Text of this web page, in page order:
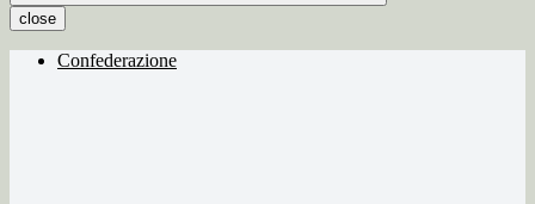
close
Confederazione